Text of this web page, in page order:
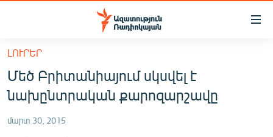
Մատչելիության
հիմնական
բովանդակությանը
Անցնել
հիմնական
մենյուին
ՀԱՅԱՍՏԱՆ
ՔԱՂԱՔԱԿԱՆ
ԸՆՏՐՈՒԹՅՈՒՆՆԵՐ 2026
ԼՈՒՐԵՐ
Մեծ Բրիտանիայում սկսվել է
նախընտրական քարոզարշավը
մարտ 30, 2015